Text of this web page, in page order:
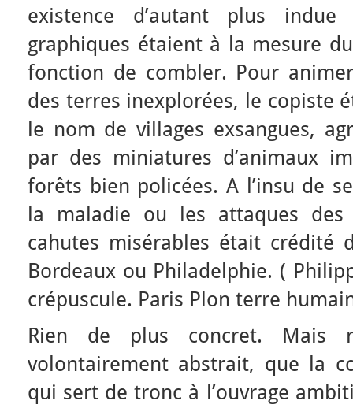
existence d’autant plus
graphiques étaient à la mesure
fonction de combler. Pour
des terres inexplorées, le copiste
le nom de villages exsangues,
par des miniatures d’animaux
forêts bien policées. A l’insu de
la maladie ou les attaques
cahutes misérables était crédité
Bordeaux ou Philadelphie. (
crépuscule. Paris Plon terre
Rien de plus concret. Mais
volontairement abstrait, que la
qui sert de tronc à l’ouvrage